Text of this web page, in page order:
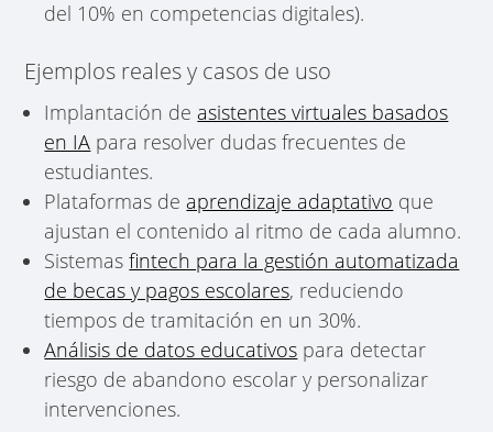
del 10% en competencias digitales).
Ejemplos reales y casos de uso
Implantación de asistentes virtuales basados
en IA para resolver dudas frecuentes de
estudiantes.
Plataformas de aprendizaje adaptativo que
ajustan el contenido al ritmo de cada alumno.
Sistemasfintech para la gestión automatizada
de becas y pagos escolares, reduciendo
tiempos de tramitación en un 30%.
Análisis de datos educativos para detectar
riesgo de abandono escolar y personalizar
intervenciones.